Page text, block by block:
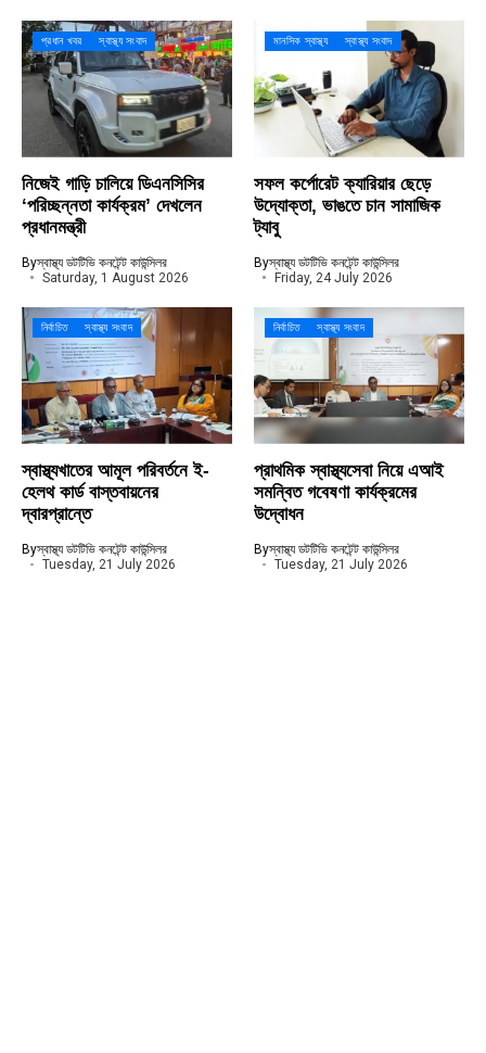
প্রধান খবর স্বাস্থ্য সংবাদ
নিজেই গাড়ি চালিয়ে ডিএনসিসির
‘পরিচ্ছন্নতা কার্যক্রম’ দেখলেন
প্রধানমন্ত্রী
Byস্বাস্থ্য ডটটিভি কনটেন্ট কাউন্সিলর
Saturday, 1 August 2026
মানসিক স্বাস্থ্য স্বাস্থ্য সংবাদ
সফল কর্পোরেট ক্যারিয়ার ছেড়ে
উদ্যোক্তা, ভাঙতে চান সামাজিক
ট্যাবু
Byস্বাস্থ্য ডটটিভি কনটেন্ট কাউন্সিলর
Friday, 24 July 2026
নির্বাচিত স্বাস্থ্য সংবাদ
স্বাস্থ্যখাতের আমূল পরিবর্তনে ই-
হেলথ কার্ড বাস্তবায়নের
দ্বারপ্রান্তে
Byস্বাস্থ্য ডটটিভি কনটেন্ট কাউন্সিলর
Tuesday, 21 July 2026
নির্বাচিত স্বাস্থ্য সংবাদ
প্রাথমিক স্বাস্থ্যসেবা নিয়ে এআই
সমন্বিত গবেষণা কার্যক্রমের
উদ্বোধন
Byস্বাস্থ্য ডটটিভি কনটেন্ট কাউন্সিলর
Tuesday, 21 July 2026